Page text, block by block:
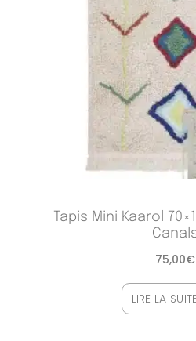
Tapis Mini Kaarol
75,00€
LIRE LA SUITE